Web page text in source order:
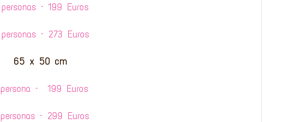
– 199 Euros
– 273 Euros
65 x 50 cm
– 199 Euros
– 299 Euros